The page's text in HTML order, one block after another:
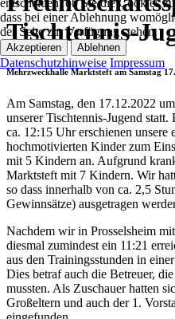
Tischtennis-
Mehrzweckhalle Marktsteft am Samstag
Am Samstag, den 17.12.2022
unserer Tischtennis-Jugend
ca. 12:15 Uhr erschienen unsere
hochmotivierten Kinder zum
mit 5 Kindern an. Aufgrund
Marktsteft mit 7 Kindern. Wir
so dass innerhalb von ca. 2,5
Gewinnsätze) ausgetragen
Nachdem wir in Prosselsheim
diesmal zumindest ein 11:21
aus den Trainingsstunden in
Dies betraf auch die Betreuer,
mussten. Als Zuschauer hatten
Großeltern und auch der 1.
dass bei einer Ablehnung
der Seite zur Verfügung stehen.
Akzeptieren Ablehnen
Datenschutzhinweise Impressum